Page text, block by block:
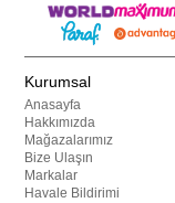
Kurumsal
Anasayfa
Hakkımızda
Mağazalarımız
Bize Ulaşın
Markalar
Havale Bildirimi